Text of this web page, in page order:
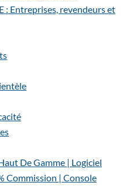
: Entreprises, revendeurs et
De Gamme | Logiciel
Commission | Console